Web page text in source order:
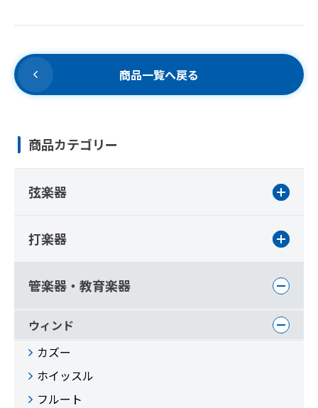
商品一覧へ戻る
商品カテゴリー
弦楽器
打楽器
管楽器・教育楽器
ウィンド
カズー
ホイッスル
フルート